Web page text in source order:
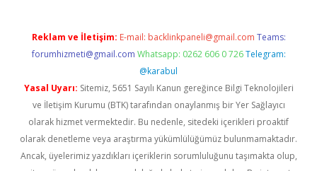
Reklam ve İletişim: E-mail: backlinkpaneli@gmail.com Teams:
forumhizmeti@gmail.com Whatsapp: 0262 606 0 726 Telegram:
@karabul
Yasal Uyarı: Sitemiz, 5651 Sayılı Kanun gereğince Bilgi Teknolojileri
ve İletişim Kurumu (BTK) tarafından onaylanmış bir Yer Sağlayıcı
olarak hizmet vermektedir. Bu nedenle, sitedeki içerikleri proaktif
olarak denetleme veya araştırma yükümlülüğümüz bulunmamaktadır.
Ancak, üyelerimiz yazdıkları içeriklerin sorumluluğunu taşımakta olup,